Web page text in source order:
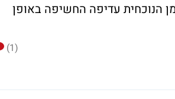
הנוכחית עדיפה החשיפה באופן
(1)